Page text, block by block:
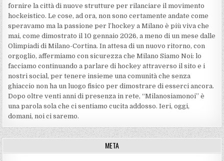
fornire la città di nuove strutture per rilanciare il movimento
hockeistico. Le cose, ad ora, non sono certamente andate come
speravamo ma la passione per l’hockey a Milano è più viva che
mai, come dimostrato il 10 gennaio 2026, a meno di un mese dalle
Olimpiadi di Milano-Cortina. In attesa di un nuovo ritorno, con
orgoglio, affermiamo con sicurezza che Milano Siamo Noi: lo
facciamo continuando a parlare di hockey attraverso il sito e i
nostri social, per tenere insieme una comunità che senza
ghiaccio non ha un luogo fisico per dimostrare di esserci ancora.
Dopo oltre venti anni di presenza in rete, “Milanosiamonoi” è
una parola sola che ci sentiamo cucita addosso. Ieri, oggi,
domani, noi ci saremo.
META